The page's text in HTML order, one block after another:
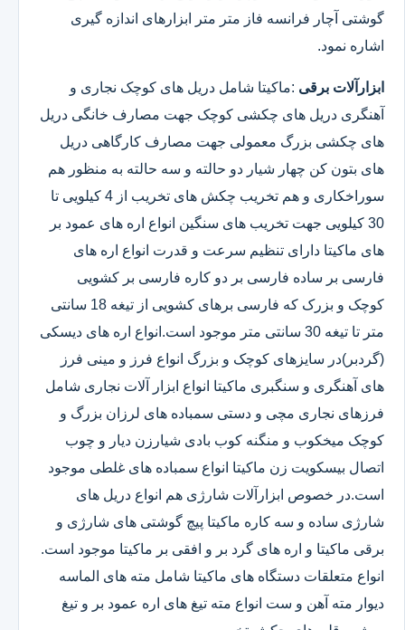
گوشتی آچار فرانسه فاز متر متر ابزارهای اندازه گیری
اشاره نمود.
ابزارآلات برقی :ماکیتا شامل دریل های کوچک نجاری و
آهنگری دریل های چکشی کوچک جهت مصارف خانگی دریل
های چکشی بزرگ معمولی جهت مصارف کارگاهی دریل
های بتون کن چهار شیار دو حالته و سه حالته به منظور هم
سوراخکاری و هم تخریب چکش های تخریب از 4 کیلویی تا
30 کیلویی جهت تخریب های سنگین انواع اره های عمود بر
های ماکیتا دارای تنظیم سرعت و قدرت انواع اره های
فارسی بر ساده فارسی بر دو کاره فارسی بر کشویی
کوچک و بزرک که فارسی برهای کشویی از تیغه 18 سانتی
متر تا تیغه 30 سانتی متر موجود است.انواع اره های دیسکی
(گردبر)در سایزهای کوچک و بزرگ انواع فرز و مینی فرز
های آهنگری و سنگبری ماکیتا انواع ابزار آلات نجاری شامل
فرزهای نجاری مچی و دستی سمباده های لرزان بزرگ و
کوچک میخکوب و منگنه کوب بادی شیارزن دیار و چوب
اتصال بیسکویت زن ماکیتا انواع سمباده های غلطی موجود
است.در خصوص ابزارآلات شارژی هم انواع دریل های
شارژی ساده و سه کاره ماکیتا پیچ گوشتی های شارژی و
برقی ماکیتا و اره های گرد بر و افقی بر ماکیتا موجود است.
انواع متعلقات دستگاه های ماکیتا شامل مته های الماسه
دیوار مته آهن و ست انواع مته تیغ های اره عمود بر و تیغ